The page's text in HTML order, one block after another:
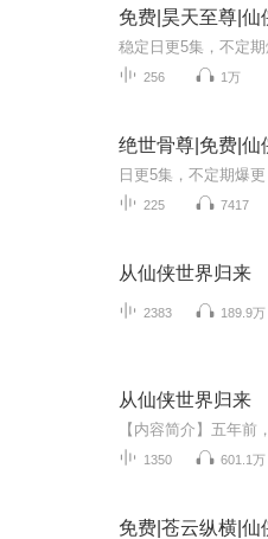
免费|昊天至尊|
256 1万
225 7417
从仙侠世界归来
2383 189.9万
从仙侠世界归来
1350 601.1万
免费|苍云纵横|